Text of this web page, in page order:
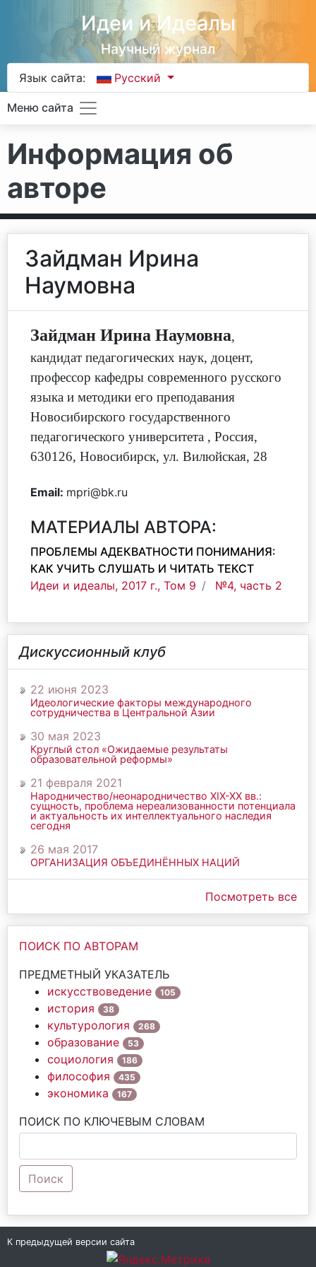
Идеи и Идеалы
Научный журнал
Язык сайта: Русский
Меню сайта
Информация об
авторе
Зайдман Ирина
Наумовна
Зайдман Ирина Наумовна,
кандидат педагогических наук, доцент,
профессор кафедры современного русского
языка и методики его преподавания
Новосибирского государственного
педагогического университета , Россия,
630126, Новосибирск, ул. Вилюйская, 28
Email: mpri@bk.ru
МАТЕРИАЛЫ АВТОРА:
ПРОБЛЕМЫ АДЕКВАТНОСТИ ПОНИМАНИЯ:
КАК УЧИТЬ СЛУШАТЬ И ЧИТАТЬ ТЕКСТ
Идеи и идеалы, 2017 г., Том 9
№4, часть 2
Дискуссионный клуб
22 июня 2023
Идеологические факторы международного
сотрудничества в Центральной Азии
30 мая 2023
Круглый стол «Ожидаемые результаты
образовательной реформы»
21 февраля 2021
Народничество/неонародничество ХIХ-ХХ вв.:
сущность, проблема нереализованности потенциала
и актуальность их интеллектуального наследия
сегодня
26 мая 2017
ОРГАНИЗАЦИЯ ОБЪЕДИНЁННЫХ НАЦИЙ
Посмотреть все
ПОИСК ПО АВТОРАМ
ПРЕДМЕТНЫЙ УКАЗАТЕЛЬ
искусствоведение
105
история 38
культурология 268
образование 53
социология 186
философия 435
экономика 167
ПОИСК ПО КЛЮЧЕВЫМ СЛОВАМ
Поиск
К предыдущей версии сайта